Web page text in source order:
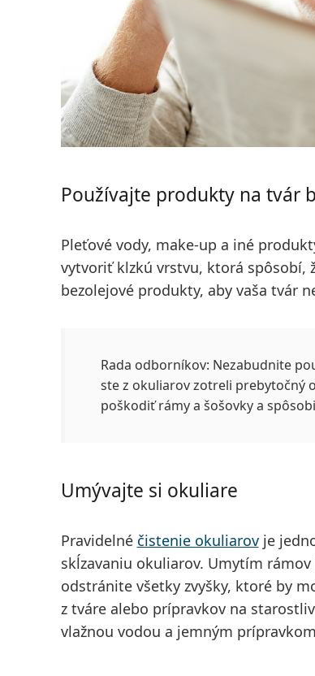
Používajte produkty na tvár
Pleťové vody, make-up a iné
vytvoriť klzkú vrstvu, ktorá spôsobí,
bezolejové produkty, aby vaša tvár
Rada odborníkov: Nezabudnite
ste z okuliarov zotreli prebytočný
poškodiť rámy a šošovky a
Umývajte si okuliare
Pravidelné čistenie okuliarovje
skĺzavaniu okuliarov. Umytím
odstránite všetky zvyšky, ktoré by
z tváre alebo prípravkov na
vlažnou vodou a jemným